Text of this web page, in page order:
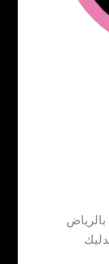
خبيرات تدليك